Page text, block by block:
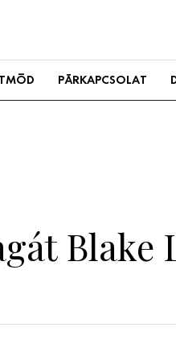
PÁRKAPCSOLAT
Blake